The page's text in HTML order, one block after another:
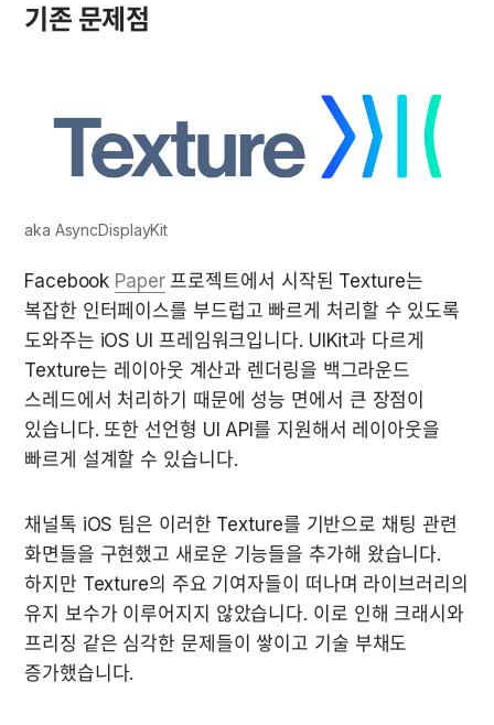
기존 문제점
aka AsyncDisplayKit
Facebook Paper 프로젝트에서 시작된 Texture는
복잡한 인터페이스를 부드럽고 빠르게 처리할 수 있도록
도와주는 iOS UI 프레임워크입니다. UIKit과 다르게
Texture는 레이아웃 계산과 렌더링을 백그라운드
스레드에서 처리하기 때문에 성능 면에서 큰 장점이
있습니다. 또한 선언형 UI API를 지원해서 레이아웃을
빠르게 설계할 수 있습니다.
채널톡 iOS 팀은 이러한 Texture를 기반으로 채팅 관련
화면들을 구현했고 새로운 기능들을 추가해 왔습니다.
하지만 Texture의 주요 기여자들이 떠나며 라이브러리의
유지 보수가 이루어지지 않았습니다. 이로 인해 크래시와
프리징 같은 심각한 문제들이 쌓이고 기술 부채도
증가했습니다.